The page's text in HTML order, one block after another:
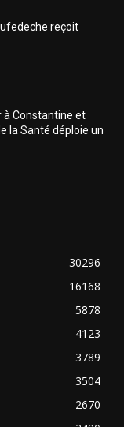
reçoit
à Constantine et
la Santé déploie un
30296
16168
5878
4123
3789
3504
2670